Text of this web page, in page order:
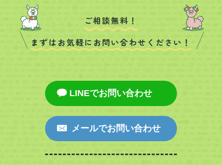
ご相談無料！
まずはお気軽にお問い合わせください！
LINEでお問い合わせ
メールでお問い合わせ